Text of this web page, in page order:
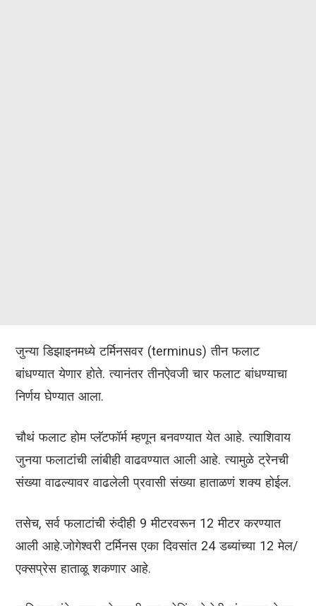
जुन्या डिझाइनमध्ये टर्मिनसवर (terminus) तीन फलाट
बांधण्यात येणार होते. त्यानंतर तीनऐवजी चार फलाट बांधण्याचा
निर्णय घेण्यात आला.
चौथं फलाट होम प्लॅटफॉर्म म्हणून बनवण्यात येत आहे. त्याशिवाय
जुनया फलाटांची लांबीही वाढवण्यात आली आहे. त्यामुळे ट्रेनची
संख्या वाढल्यावर वाढलेली प्रवासी संख्या हाताळणं शक्य होईल.
तसेच, सर्व फलाटांची रुंदीही 9 मीटरवरून 12 मीटर करण्यात
आली आहे.जोगेश्वरी टर्मिनस एका दिवसांत 24 डब्यांच्या 12 मेल/
एक्सप्रेस हाताळू शकणार आहे.